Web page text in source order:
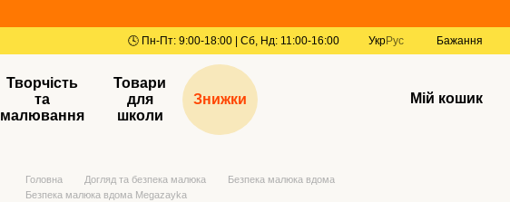
УкрРус Бажання
Творчість
та
малювання
Товари
для
школи
Знижки Мій кошик
Головна Догляд та безпека малюка
Безпека малюка вдома
Безпека малюка вдома Megazayka